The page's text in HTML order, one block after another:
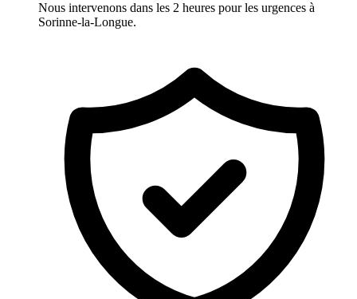
Nous intervenons dans les 2 heures pour les urgences à
Sorinne-la-Longue.